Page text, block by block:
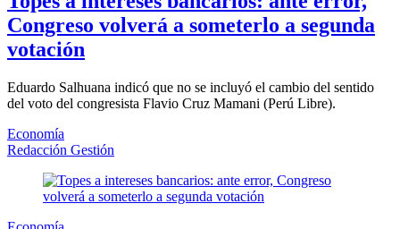
Congreso volverá a someterlo a segunda
votación
Eduardo Salhuana indicó que no se incluyó el cambio del sentido
del voto del congresista Flavio Cruz Mamani (Perú Libre).
Economía
Redacción Gestión